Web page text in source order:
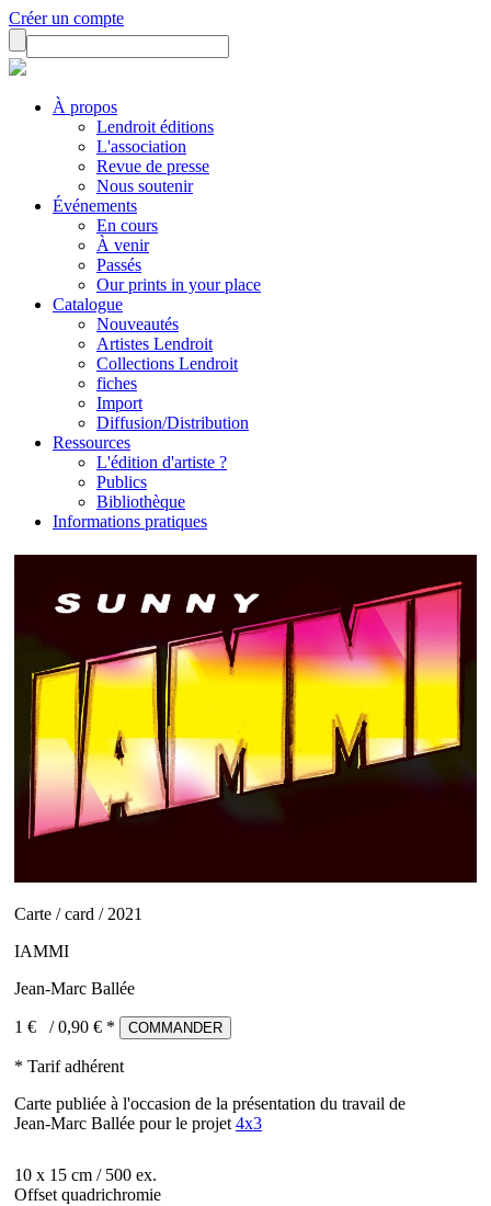
Créer un compte
À propos
Lendroit éditions
L'association
Revue de presse
Nous soutenir
Événements
En cours
À venir
Passés
Our prints in your place
Catalogue
Nouveautés
Artistes Lendroit
Collections Lendroit
fiches
Import
Diffusion/Distribution
Ressources
L'édition d'artiste ?
Publics
Bibliothèque
Informations pratiques
Carte / card / 2021
IAMMI
Jean-Marc Ballée
1 € /0,90 € * COMMANDER
* Tarif adhérent
Carte publiée à l'occasion de la présentation du travail de
Jean-Marc Ballée pour le projet 4x3
10 x 15 cm / 500 ex.
Offset quadrichromie